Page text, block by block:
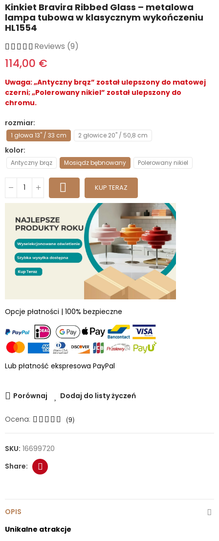
Kinkiet Bravira Ribbed Glass – metalowa
lampa tubowa w klasycznym wykończeniu
HL1554
Reviews (9)
114,00 €
Uwaga: „Antyczny brąz” został ulepszony do matowej
czerni; „Polerowany nikiel” został ulepszony do
chromu.
rozmiar
1 głowa 13" / 33 cm 2 głowice 20" / 50,8 cm
kolor
Antyczny brąz Mosiądz bębnowany Polerowany nikiel
KUP TERAZ
Opcje płatności | 100% bezpieczne
Lub płatność ekspresowa PayPal
Porównaj Dodaj do listy życzeń
Ocena: (9)
SKU: 16699720
OPIS
Unikalne atrakcje